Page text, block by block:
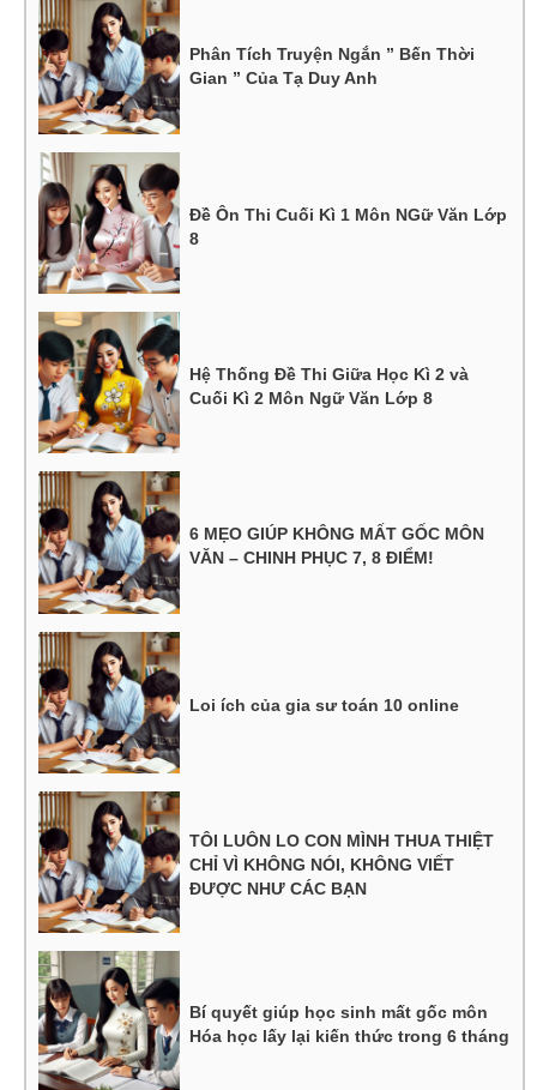
Phân Tích Truyện Ngắn ” Bến Thời
Gian ” Của Tạ Duy Anh
Đề Ôn Thi Cuối Kì 1 Môn NGữ Văn Lớp
8
Hệ Thống Đề Thi Giữa Học Kì 2 và
Cuối Kì 2 Môn Ngữ Văn Lớp 8
6 MẸO GIÚP KHÔNG MẤT GỐC MÔN
VĂN – CHINH PHỤC 7, 8 ĐIỂM!
Loi ích của gia sư toán 10 online
TÔI LUÔN LO CON MÌNH THUA THIỆT
CHỈ VÌ KHÔNG NÓI, KHÔNG VIẾT
ĐƯỢC NHƯ CÁC BẠN
Bí quyết giúp học sinh mất gốc môn
Hóa học lấy lại kiến thức trong 6 tháng